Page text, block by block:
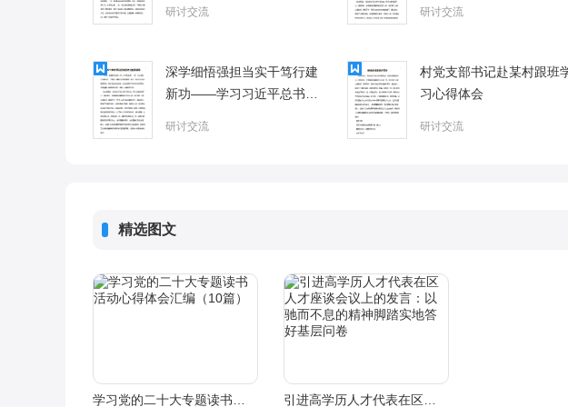
研讨交流 研讨交流
深学细悟强担当实干笃行建
新功——学习习近平总书记
研讨交流
村党支部书记赴某村跟班
习心得体会
研讨交流
精选图文